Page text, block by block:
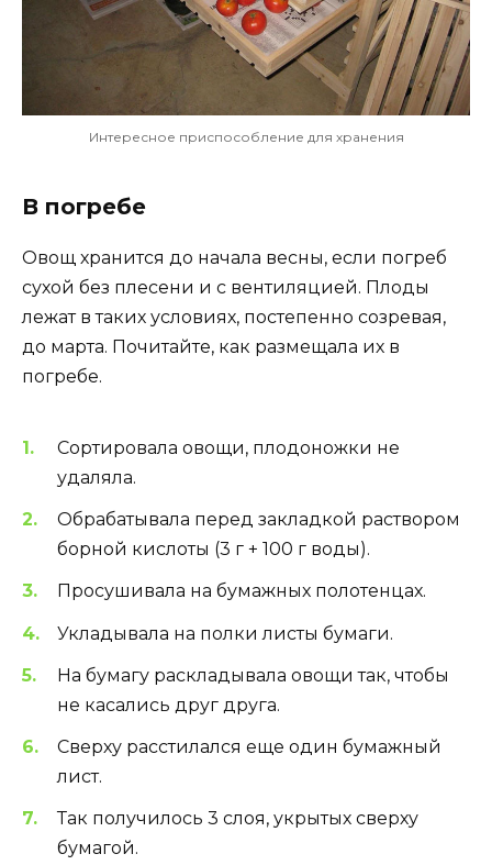
Интересное приспособление для хранения
В погребе
Овощ хранится до начала весны, если погреб
сухой без плесени и с вентиляцией. Плоды
лежат в таких условиях, постепенно созревая,
до марта. Почитайте, как размещала их в
погребе.
Сортировала овощи, плодоножки не
удаляла.
Обрабатывала перед закладкой раствором
борной кислоты (3 г + 100 г воды).
Просушивала на бумажных полотенцах.
Укладывала на полки листы бумаги.
На бумагу раскладывала овощи так, чтобы
не касались друг друга.
Сверху расстилался еще один бумажный
лист.
Так получилось 3 слоя, укрытых сверху
бумагой.